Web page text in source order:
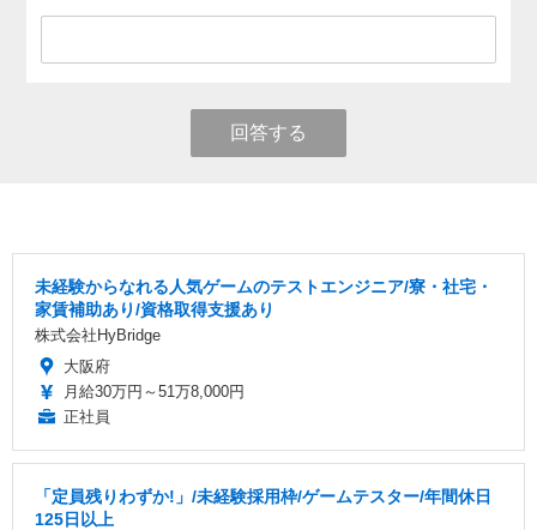
回答する
未経験からなれる人気ゲームのテストエンジニア/寮・社宅・
家賃補助あり/資格取得支援あり
株式会社HyBridge
大阪府
月給30万円～51万8,000円
正社員
「定員残りわずか!」/未経験採用枠/ゲームテスター/年間休日
125日以上